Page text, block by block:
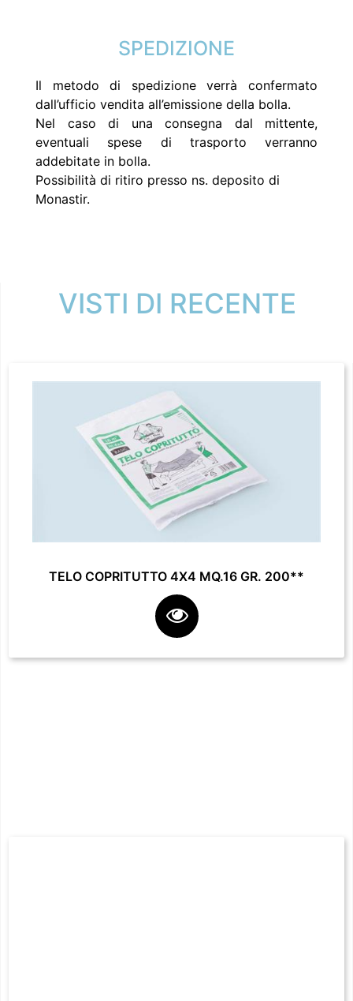
SPEDIZIONE
Il metodo di spedizione verrà confermato
dall’ufficio vendita all’emissione della bolla.
Nel caso di una consegna dal mittente,
eventuali spese di trasporto verranno
addebitate in bolla.
Possibilità di ritiro presso ns. deposito di
Monastir.
VISTI DI RECENTE
TELO COPRITUTTO 4X4 MQ.16 GR. 200**